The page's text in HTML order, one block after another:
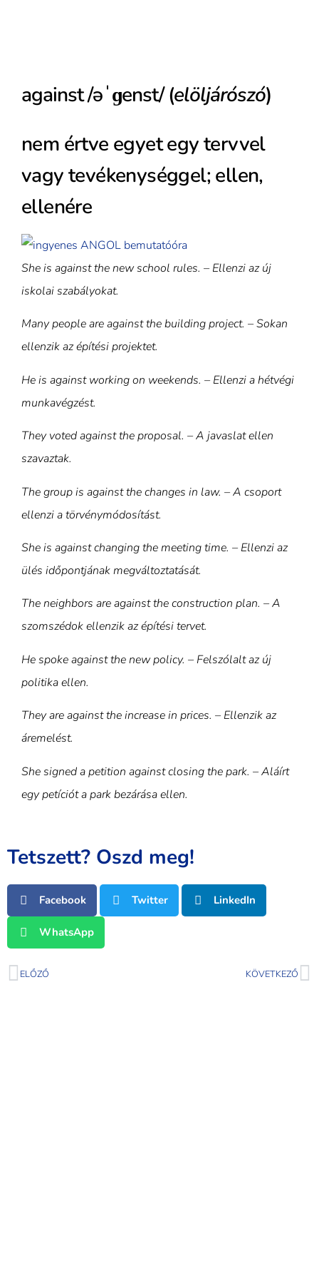
against /əˈɡenst/ (elöljárószó)
nem értve egyet egy tervvel
vagy tevékenységgel; ellen,
ellenére
She is against the new school rules. – Ellenzi az új
iskolai szabályokat.
Many people are against the building project. – Sokan
ellenzik az építési projektet.
He is against working on weekends. – Ellenzi a hétvégi
munkavégzést.
They voted against the proposal. – A javaslat ellen
szavaztak.
The group is against the changes in law. – A csoport
ellenzi a törvénymódosítást.
She is against changing the meeting time. – Ellenzi az
ülés időpontjának megváltoztatását.
The neighbors are against the construction plan. – A
szomszédok ellenzik az építési tervet.
He spoke against the new policy. – Felszólalt az új
politika ellen.
They are against the increase in prices. – Ellenzik az
áremelést.
She signed a petition against closing the park. – Aláírt
egy petíciót a park bezárása ellen.
Tetszett? Oszd meg!
Facebook Twitter LinkedIn
WhatsApp
ELŐZŐ KÖVETKEZŐ